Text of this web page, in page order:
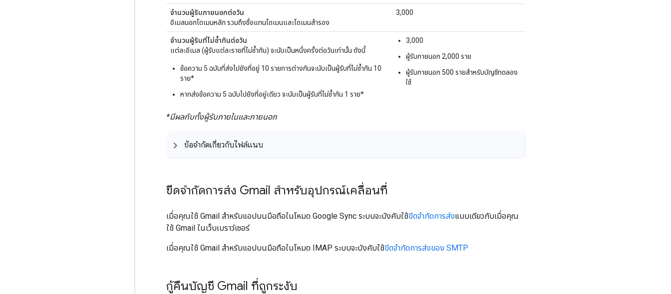
จำนวนผู้รับภายนอกต่อวัน
อีเมลนอกโดเมนหลัก รวมถึงชื่อแทนโดเมนและโดเมนสำรอง
3,000
จำนวนผู้รับที่ไม่ซ้ำกันต่อวัน
แต่ละอีเมล (ผู้รับแต่ละรายที่ไม่ซ้ำกัน) จะนับเป็นหนึ่งครั้งต่อวันเท่านั้น ดังนี้
ข้อความ 5 ฉบับที่ส่งไปยังที่อยู่ 10 รายการต่างกันจะนับเป็นผู้รับที่ไม่ซ้ำกัน 10
ราย*
หากส่งข้อความ 5 ฉบับไปยังที่อยู่เดียว จะนับเป็นผู้รับที่ไม่ซ้ำกัน 1 ราย*
3,000
ผู้รับภายนอก 2,000 ราย
ผู้รับภายนอก 500 รายสําหรับบัญชีทดลอง
ใช้
*มีผลกับทั้งผู้รับภายในและภายนอก
ข้อจำกัดเกี่ยวกับไฟล์แนบ
ขีดจำกัดการส่ง Gmail สำหรับอุปกรณ์เคลื่อนที่
เมื่อคุณใช้ Gmail สำหรับแอปบนมือถือในโหมด Google Sync ระบบจะบังคับใช้ขีดจำกัดการส่งแบบเดียวกับเมื่อคุณ
ใช้ Gmail ในเว็บเบราว์เซอร์
เมื่อคุณใช้ Gmail สำหรับแอปบนมือถือในโหมด IMAP ระบบจะบังคับใช้ขีดจำกัดการส่งของ SMTP
กู้คืนบัญชี Gmail ที่ถูกระงับ